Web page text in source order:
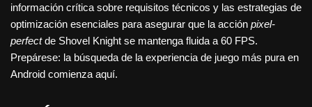
información crítica sobre requisitos técnicos y las estrategias de
optimización esenciales para asegurar que la acción pixel-
perfectde Shovel Knight se mantenga fluida a 60 FPS.
Prepárese: la búsqueda de la experiencia de juego más pura en
Android comienza aquí.